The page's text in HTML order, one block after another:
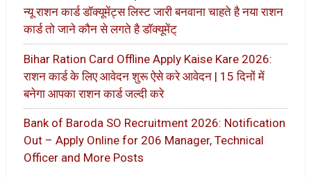
न्यू राशन कार्ड डॉक्यूमेंट्स लिस्ट जारी बनवाना चाहते है नया राशन
कार्ड तो जाने कौन से लगते है डॉक्यूमेंट्
Bihar Ration Card Offline Apply Kaise Kare 2026:
राशन कार्ड के लिए आवेदन शुरू ऐसे करे आवेदन | 15 दिनों में
बनेगा आपका राशन कार्ड जल्दी करे
Bank of Baroda SO Recruitment 2026: Notification
Out – Apply Online for 206 Manager, Technical
Officer and More Posts